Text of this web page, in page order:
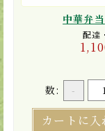
中華弁当
配達
数: -
カートに入